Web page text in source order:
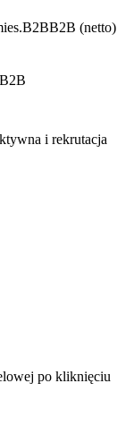
B2BB2B (netto)
B2B
i rekrutacja
po kliknięciu